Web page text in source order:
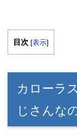
目次 [表示]
カローラ
じさんな